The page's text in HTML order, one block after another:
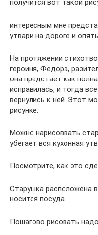
получится вот такой
интересным мне
утвари на дороге и
На протяжении
героиня, Федора,
она предстает как
исправилась, и тогда
вернулись к ней. Этот
рисунке:
Можно нарисоввать
убегает вся кухонная
Посмотрите, как это
Старушка расположена в
носится посуда.
Пошагово рисовать